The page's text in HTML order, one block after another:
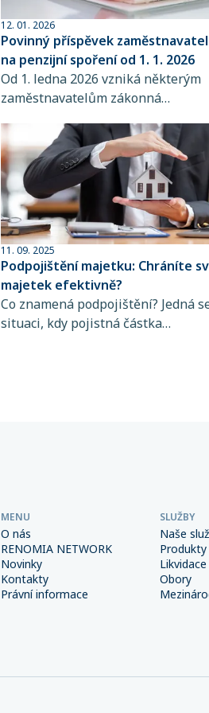
12. 01. 2026
Povinný příspěvek
na penzijní spoření od 1. 1. 2026
Od 1. ledna 2026 vzniká některým
zaměstnavatelům zákonná
příspěvek na produkty spoření na
stáří. Povinnost se týká
vykonávajících rizikovou práci
zařazenou do 3. kategorie podle
zákona č. 258/2000 Sb., o ochraně
veřejného zdraví.
11. 09. 2025
Podpojištění majetku: Chráníte
majetek efektivně?
Co znamená podpojištění? Jedná
situaci, kdy pojistná částka
MENU
O nás
RENOMIA NETWORK
Novinky
Kontakty
Právní informace
SLUŽBY
Naše
Produkty
Likvidace
Obory